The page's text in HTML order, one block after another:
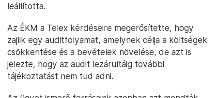
leállította.
Az ÉKM a Telex kérdéseire megerősítette, hogy
zajlik egy auditfolyamat, amelynek célja a költségek
csökkentése és a bevételek növelése, de azt is
jelezte, hogy az audit lezárultáig további
tájékoztatást nem tud adni.